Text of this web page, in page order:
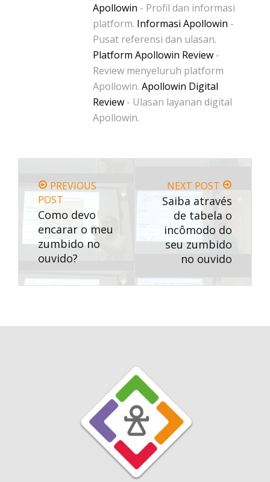
Apollowin - Profil dan informasi
platform. Informasi Apollowin -
Pusat referensi dan ulasan.
Platform Apollowin Review -
Review menyeluruh platform
Apollowin. Apollowin Digital
Review - Ulasan layanan digital
Apollowin.
PREVIOUS
POST
Como devo
encarar o meu
zumbido no
ouvido?
NEXT POST
Saiba através
de tabela o
incômodo do
seu zumbido
no ouvido